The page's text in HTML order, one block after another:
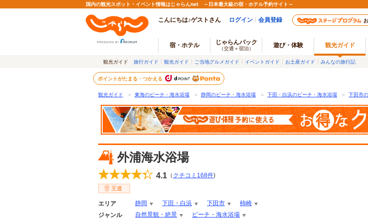
国内の観光スポット・イベント情報はじゃらんnet ～日本最大級の宿・ホテル予約サイト～
こんにちは♪ゲストさん ログイン 会員登録
宿・ホテル じゃらんパック
（交通＋宿泊） 遊び・体験 観光ガイド
観光ガイド 旅行ガイド 観光ガイド ご当地グルメガイド イベントガイド お土産ガイド みんなの旅行記
ポイントがたまる・つかえる
観光ガイド ＞ 東海のビーチ・海水浴場 ＞ 静岡のビーチ・海水浴場 ＞ 下田・白浜のビーチ・海水浴場 ＞ 下田市
外浦海水浴場
4.1 （ クチコミ 168件)
王道
エリア 静岡 下田・白浜 下田市
柿崎
ジャンル
自然景観・絶景 ビーチ・海水浴場